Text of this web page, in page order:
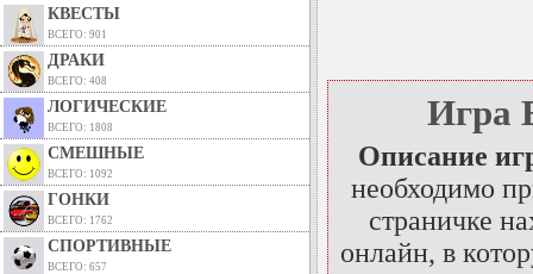
КВЕСТЫ
ВСЕГО: 901
ДРАКИ
ВСЕГО: 408
ЛОГИЧЕСКИЕ
ВСЕГО: 1808
СМЕШНЫЕ
ВСЕГО: 1092
ГОНКИ
ВСЕГО: 1762
СПОРТИВНЫЕ
ВСЕГО: 657
Игра
Описание
необходимо
страничке
онлайн, в